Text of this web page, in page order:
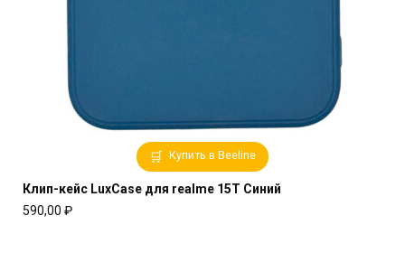
Купить в Beeline
Клип-кейс LuxCase для realme 15T Синий
590,00 ₽